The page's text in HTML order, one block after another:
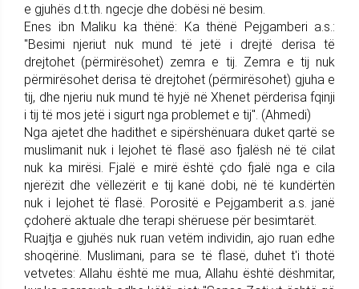
e gjuhës d.t.th. ngecje dhe dobësi në besim.
Enes ibn Maliku ka thënë: Ka thënë Pejgamberi a.s.:
"Besimi njeriut nuk mund të jetë i drejtë derisa të
drejtohet (përmirësohet) zemra e tij. Zemra e tij nuk
përmirësohet derisa të drejtohet (përmirësohet) gjuha e
tij, dhe njeriu nuk mund të hyjë në Xhenet përderisa fqinji
i tij të mos jetë i sigurt nga problemet e tij". (Ahmedi)
Nga ajetet dhe hadithet e sipërshënuara duket qartë se
muslimanit nuk i lejohet të flasë aso fjalësh në të cilat
nuk ka mirësi. Fjalë e mirë është çdo fjalë nga e cila
njerëzit dhe vëllezërit e tij kanë dobi, në të kundërtën
nuk i lejohet të flasë. Porositë e Pejgamberit a.s. janë
çdoherë aktuale dhe terapi shëruese për besimtarët.
Ruajtja e gjuhës nuk ruan vetëm individin, ajo ruan edhe
shoqërinë. Muslimani, para se të flasë, duhet t'i thotë
vetvetes: Allahu është me mua, Allahu është dëshmitar,